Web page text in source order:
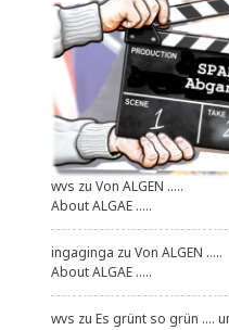
wvs zu Von ALGEN .....
About ALGAE .....
ingaginga zu Von ALGEN .....
About ALGAE .....
wvs zu Es grünt so grün ....